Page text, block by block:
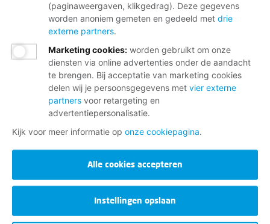
(paginaweergaven, klikgedrag). Deze gegevens
worden anoniem gemeten en gedeeld met drie
externe partners.
Marketing cookies: worden gebruikt om onze
diensten via online advertenties onder de aandacht
te brengen. Bij acceptatie van marketing cookies
delen wij je persoonsgegevens met vier externe
partners voor retargeting en
advertentiepersonalisatie.
Kijk voor meer informatie op onze cookiepagina.
Alle cookies accepteren
Instellingen opslaan